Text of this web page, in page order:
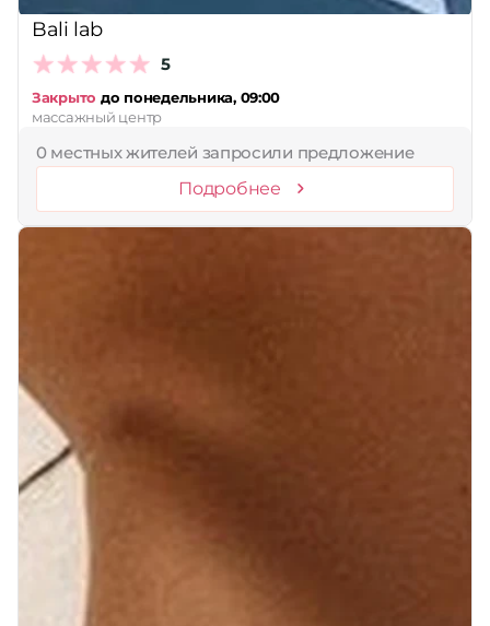
Bali lab
5
Закрыто до понедельника, 09:00
массажный центр
0 местных жителей запросили предложение
Подробнее